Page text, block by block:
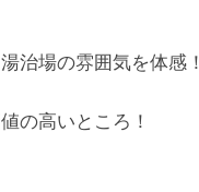
治場の雰囲気を体感！
の高いところ！